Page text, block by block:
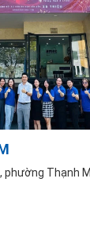
Thạnh